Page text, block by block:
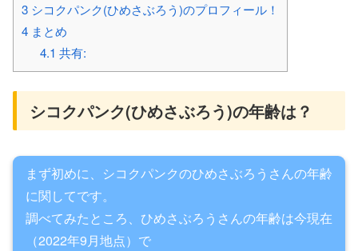
3 シコクパンク(ひめさぶろう)のプロフィール！
4 まとめ
4.1 共有:
シコクパンク(ひめさぶろう)の年齢は？
まず初めに、シコクパンクのひめさぶろうさんの年齢
に関してです。
調べてみたところ、ひめさぶろうさんの年齢は今現在
（2022年9月地点）で